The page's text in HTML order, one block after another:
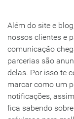
Além do site e
nossos clientes e
comunicação
parcerias são
delas. Por isso te
marcar como um
notificações,
fica sabendo